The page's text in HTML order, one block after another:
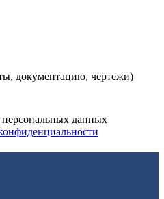
документацию, чертежи)
персональных данных